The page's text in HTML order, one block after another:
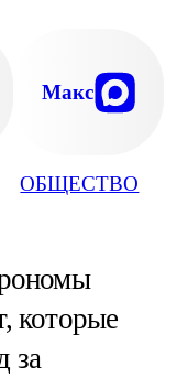
ОБЩЕСТВО
Макс
которые
за